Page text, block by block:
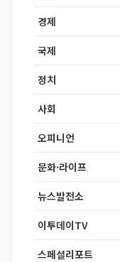
경제
국제
정치
사회
오피니언
문화·라이프
뉴스발전소
이투데이TV
스페셜리포트